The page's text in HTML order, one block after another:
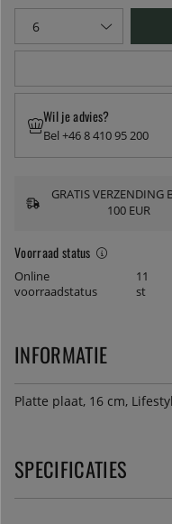
Voorraad status
Online
voorraadstatus
11
st
Wil je advies?
Bel +46 8 410 95 200
GRATIS VERZENDING
100 EUR
INFORMATIE
Platte plaat, 16 cm,
SPECIFICATIES